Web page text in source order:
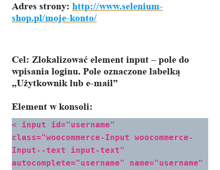
Adres strony: http://www.selenium-
shop.pl/moje-konto/
Cel: Zlokalizować element input – pole do
wpisania loginu. Pole oznaczone labelką
„Użytkownik lub e-mail”
Element w konsoli:
< input id="username"
class="woocommerce-Input woocommerce-
Input--text input-text"
autocomplete="username" name="username"